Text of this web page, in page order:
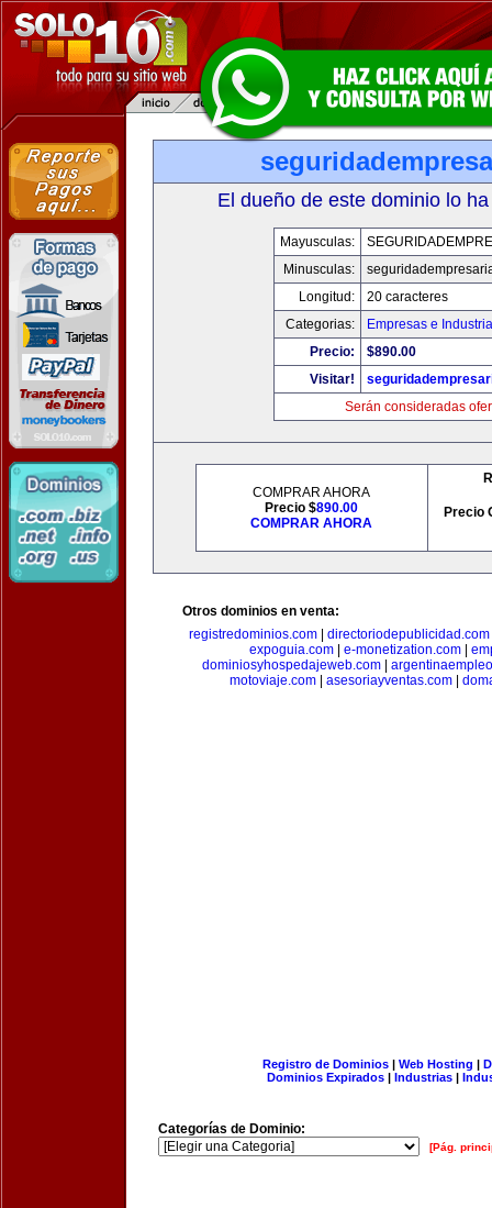
El dueño de este dominio lo
Mayusculas:
Minusculas:
Longitud:
20 caracteres
Categorias:
Empresas e
Precio:
$890.00
Visitar!
Serán consideradas
COMPRAR AHORA
Precio $890.00
COMPRAR AHORA
Precio
Otros dominios en venta:
registredominios.com| directoriodepublicidad.com
expoguia.com| e-monetization.com|
dominiosyhospedajeweb.com
motoviaje.com| asesoriayventas.com|
Registro de Dominios| Web Hosting |
Dominios Expirados | Industrias |
Categorías de Dominio:
[Pág.